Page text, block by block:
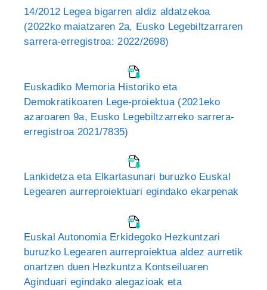
14/2012 Legea bigarren aldiz aldatzekoa
(2022ko maiatzaren 2a, Eusko Legebiltzarraren
sarrera-erregistroa: 2022/2698)
Euskadiko Memoria Historiko eta
Demokratikoaren Lege-proiektua (2021eko
azaroaren 9a, Eusko Legebiltzarreko sarrera-
erregistroa 2021/7835)
Lankidetza eta Elkartasunari buruzko Euskal
Legearen aurreproiektuari egindako ekarpenak
Euskal Autonomia Erkidegoko Hezkuntzari
buruzko Legearen aurreproiektua aldez aurretik
onartzen duen Hezkuntza Kontseiluaren
Aginduari egindako alegazioak eta